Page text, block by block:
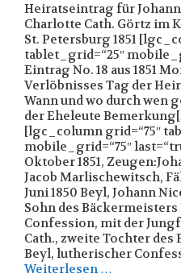
Heiratseintrag für
Charlotte Cath. Görtz im
St. Petersburg 1851
tablet_grid=“25″
Eintrag No. 18 aus 1851
Verlöbnisses Tag der
Wann und wo durch wen
der Eheleute
[lgc_column grid=“75″
mobile_grid=“75″
Oktober 1851,
Jacob Marlischewitsch,
Juni 1850 Beyl, Johann
Sohn des
Confession, mit der
Cath., zweite Tochter
Beyl, lutherischer
Weiterlesen …